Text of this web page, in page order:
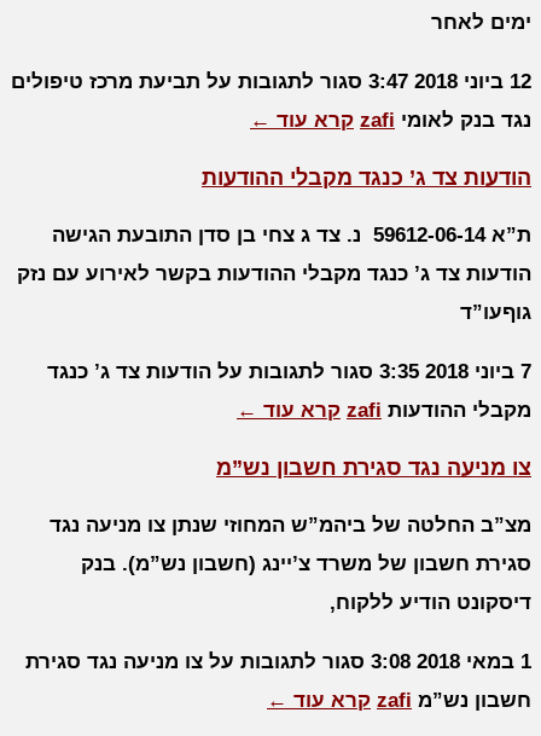
ימים לאחר
12 ביוני 2018 3:47 סגור לתגובות על תביעת מרכז טיפולים
נגד בנק לאומי zafi קרא עוד ←
הודעות צד ג’ כנגד מקבלי ההודעות
ת”א 59612-06-14 נ. צד ג צחי בן סדן התובעת הגישה
הודעות צד ג’ כנגד מקבלי ההודעות בקשר לאירוע עם נזק
גוףעו”ד
7 ביוני 2018 3:35 סגור לתגובות על הודעות צד ג’ כנגד
מקבלי ההודעות zafi קרא עוד ←
צו מניעה נגד סגירת חשבון נש”מ
מצ”ב החלטה של ביהמ”ש המחוזי שנתן צו מניעה נגד
סגירת חשבון של משרד צ’יינג (חשבון נש”מ). בנק
דיסקונט הודיע ללקוח,
1 במאי 2018 3:08 סגור לתגובות על צו מניעה נגד סגירת
חשבון נש”מ zafi קרא עוד ←